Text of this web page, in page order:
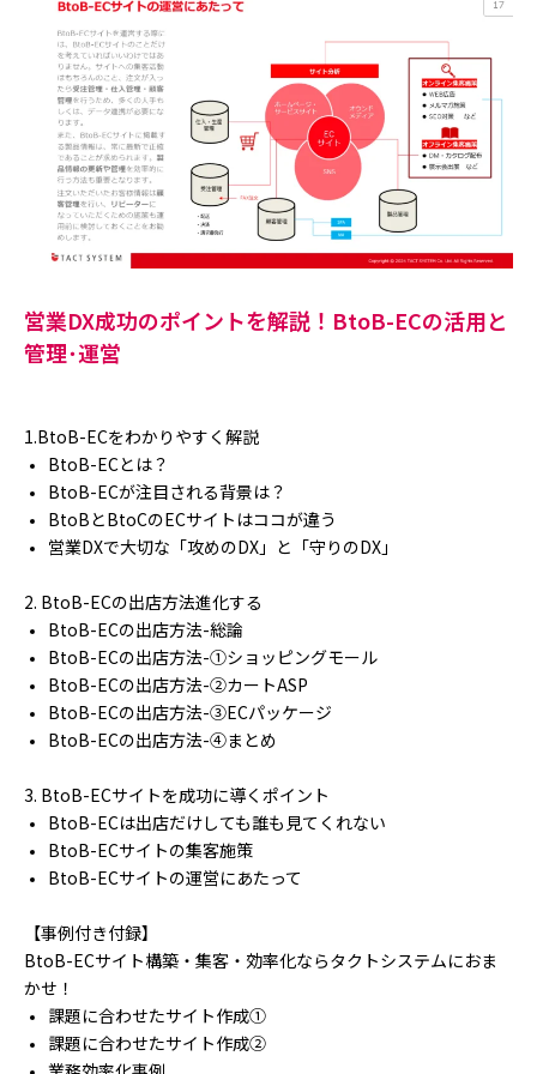
営業DX成功のポイントを解説！BtoB-ECの活用と
管理･運営
1.BtoB-ECをわかりやすく解説
BtoB-ECとは？
BtoB-ECが注目される背景は？
BtoBとBtoCのECサイトはココが違う
営業DXで大切な「攻めのDX」と「守りのDX」
2. BtoB-ECの出店方法進化する
BtoB-ECの出店方法-総論
BtoB-ECの出店方法-①ショッピングモール
BtoB-ECの出店方法-②カートASP
BtoB-ECの出店方法-③ECパッケージ
BtoB-ECの出店方法-④まとめ
3. BtoB-ECサイトを成功に導くポイント
BtoB-ECは出店だけしても誰も見てくれない
BtoB-ECサイトの集客施策
BtoB-ECサイトの運営にあたって
【事例付き付録】
BtoB-ECサイト構築・集客・効率化ならタクトシステムにおま
かせ！
課題に合わせたサイト作成①
課題に合わせたサイト作成②